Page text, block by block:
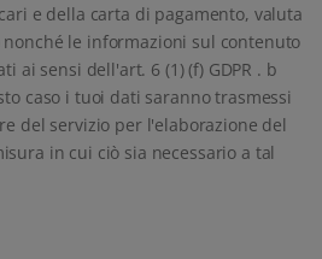
e della carta di pagamento, valuta
le informazioni sul contenuto
ai sensi dell'art. 6 (1) (f) GDPR . b
caso i tuoi dati saranno trasmessi
del servizio per l'elaborazione del
in cui ciò sia necessario a tal